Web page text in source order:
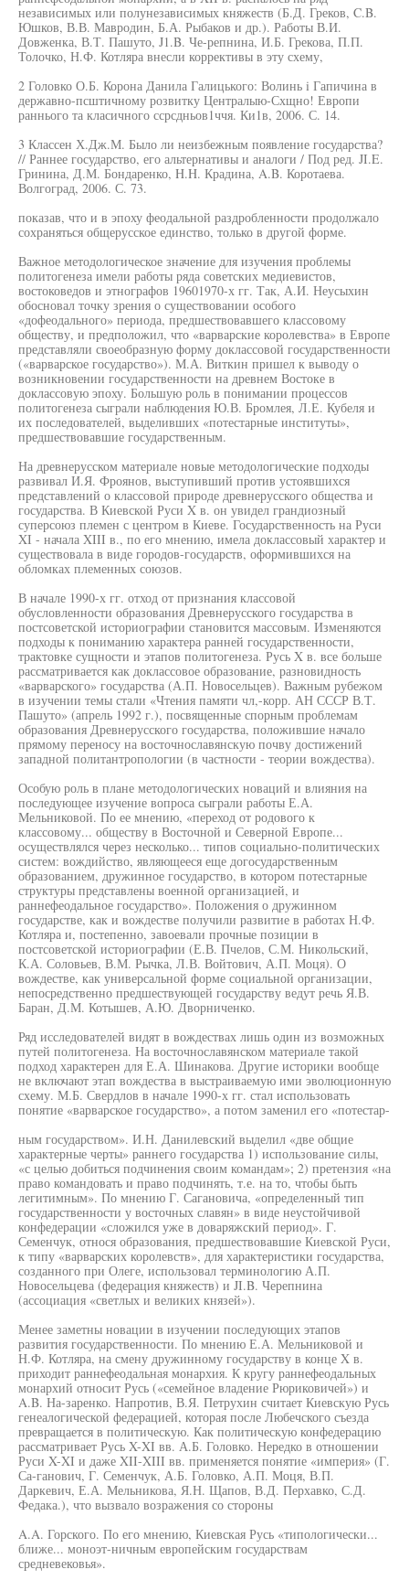
независимых или полунезависимых княжеств (Б.Д. Греков, C.B.
Юшков, В.В. Мавродин, Б.А. Рыбаков и др.). Работы В.И.
Довженка, В.Т. Пашуто, J1.B. Че-репнина, И.Б. Грекова, П.П.
Толочко, Н.Ф. Котляра внесли коррективы в эту схему,
2 Головко О.Б. Корона Данила Галицького: Волинь i Гапичина в
державно-псштичному розвитку Централыю-Схщно! Европи
раннього та класичного ссрсдньов1ччя. Ки1в, 2006. С. 14.
3 Классен Х.Дж.М. Было ли неизбежным появление государства?
// Раннее государство, его альтернативы и аналоги / Под ред. JI.E.
Гринина, Д.М. Бондаренко, H.H. Крадина, A.B. Коротаева.
Волгоград, 2006. С. 73.
показав, что и в эпоху феодальной раздробленности продолжало
сохраняться общерусское единство, только в другой форме.
Важное методологическое значение для изучения проблемы
политогенеза имели работы ряда советских медиевистов,
востоковедов и этнографов 19601970-х гг. Так, А.И. Неусыхин
обосновал точку зрения о существовании особого
«дофеодального» периода, предшествовавшего классовому
обществу, и предположил, что «варварские королевства» в Европе
представляли своеобразную форму доклассовой государственности
(«варварское государство»). М.А. Виткин пришел к выводу о
возникновении государственности на древнем Востоке в
доклассовую эпоху. Большую роль в понимании процессов
политогенеза сыграли наблюдения Ю.В. Бромлея, Л.Е. Кубеля и
их последователей, выделивших «потестарные институты»,
предшествовавшие государственным.
На древнерусском материале новые методологические подходы
развивал И.Я. Фроянов, выступивший против устоявшихся
представлений о классовой природе древнерусского общества и
государства. В Киевской Руси X в. он увидел грандиозный
суперсоюз племен с центром в Киеве. Государственность на Руси
XI - начала XIII в., по его мнению, имела доклассовый характер и
существовала в виде городов-государств, оформившихся на
обломках племенных союзов.
В начале 1990-х гг. отход от признания классовой
обусловленности образования Древнерусского государства в
постсоветской историографии становится массовым. Изменяются
подходы к пониманию характера ранней государственности,
трактовке сущности и этапов политогенеза. Русь X в. все больше
рассматривается как доклассовое образование, разновидность
«варварского» государства (А.П. Новосельцев). Важным рубежом
в изучении темы стали «Чтения памяти чл,-корр. АН СССР В.Т.
Пашуто» (апрель 1992 г.), посвященные спорным проблемам
образования Древнерусского государства, положившие начало
прямому переносу на восточнославянскую почву достижений
западной политантропологии (в частности - теории вождества).
Особую роль в плане методологических новаций и влияния на
последующее изучение вопроса сыграли работы Е.А.
Мельниковой. По ее мнению, «переход от родового к
классовому... обществу в Восточной и Северной Европе...
осуществлялся через несколько... типов социально-политических
систем: вождийство, являющееся еще догосударственным
образованием, дружинное государство, в котором потестарные
структуры представлены военной организацией, и
раннефеодальное государство». Положения о дружинном
государстве, как и вождестве получили развитие в работах Н.Ф.
Котляра и, постепенно, завоевали прочные позиции в
постсоветской историографии (Е.В. Пчелов, С.М. Никольский,
К.А. Соловьев, В.М. Рычка, Л.В. Войтович, А.П. Моця). О
вождестве, как универсальной форме социальной организации,
непосредственно предшествующей государству ведут речь Я.В.
Баран, Д.М. Котышев, А.Ю. Дворниченко.
Ряд исследователей видят в вождествах лишь один из возможных
путей политогенеза. На восточнославянском материале такой
подход характерен для Е.А. Шинакова. Другие историки вообще
не включают этап вождества в выстраиваемую ими эволюционную
схему. М.Б. Свердлов в начале 1990-х гг. стал использовать
понятие «варварское государство», а потом заменил его «потестар-
ным государством». И.Н. Данилевский выделил «две общие
характерные черты» раннего государства 1) использование силы,
«с целью добиться подчинения своим командам»; 2) претензия «на
право командовать и право подчинять, т.е. на то, чтобы быть
легитимным». По мнению Г. Сагановича, «определенный тип
государственности у восточных славян» в виде неустойчивой
конфедерации «сложился уже в доваряжский период». Г.
Семенчук, относя образования, предшествовавшие Киевской Руси,
к типу «варварских королевств», для характеристики государства,
созданного при Олеге, использовал терминологию А.П.
Новосельцева (федерация княжеств) и JI.B. Черепнина
(ассоциация «светлых и великих князей»).
Менее заметны новации в изучении последующих этапов
развития государственности. По мнению Е.А. Мельниковой и
Н.Ф. Котляра, на смену дружинному государству в конце X в.
приходит раннефеодальная монархия. К кругу раннефеодальных
монархий относит Русь («семейное владение Рюриковичей») и
A.B. На-заренко. Напротив, В.Я. Петрухин считает Киевскую Русь
генеалогической федерацией, которая после Любечского съезда
превращается в политическую. Как политическую конфедерацию
рассматривает Русь X-XI вв. А.Б. Головко. Нередко в отношении
Руси X-XI и даже XII-XIII вв. применяется понятие «империя» (Г.
Са-ганович, Г. Семенчук, А.Б. Головко, А.П. Моця, В.П.
Даркевич, Е.А. Мельникова, Я.Н. Щапов, В.Д. Перхавко, С.Д.
Федака.), что вызвало возражения со стороны
A.A. Горского. По его мнению, Киевская Русь «типологически...
ближе... моноэт-ничным европейским государствам
средневековья».